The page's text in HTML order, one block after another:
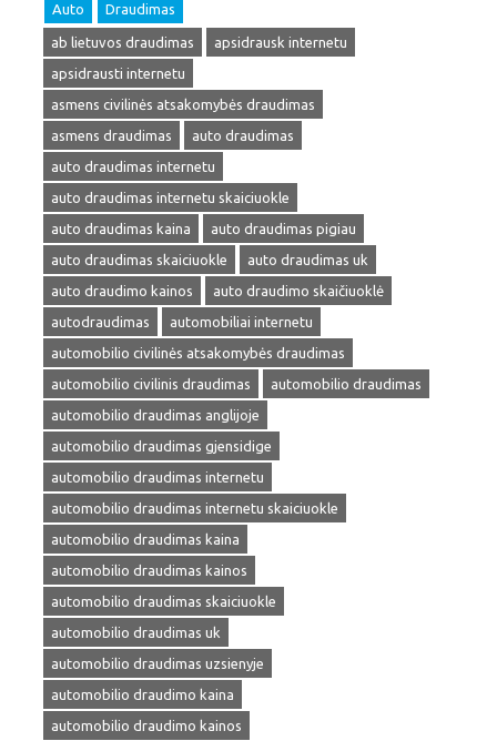
Auto Draudimas
ab lietuvos draudimas
apsidrausk internetu
apsidrausti internetu
asmens civilinės atsakomybės draudimas
asmens draudimas
auto draudimas
auto draudimas internetu
auto draudimas internetu skaiciuokle
auto draudimas kaina
auto draudimas pigiau
auto draudimas skaiciuokle
auto draudimas uk
auto draudimo kainos
auto draudimo skaičiuoklė
autodraudimas
automobiliai internetu
automobilio civilinės atsakomybės draudimas
automobilio civilinis draudimas
automobilio draudimas
automobilio draudimas anglijoje
automobilio draudimas gjensidige
automobilio draudimas internetu
automobilio draudimas internetu skaiciuokle
automobilio draudimas kaina
automobilio draudimas kainos
automobilio draudimas skaiciuokle
automobilio draudimas uk
automobilio draudimas uzsienyje
automobilio draudimo kaina
automobilio draudimo kainos